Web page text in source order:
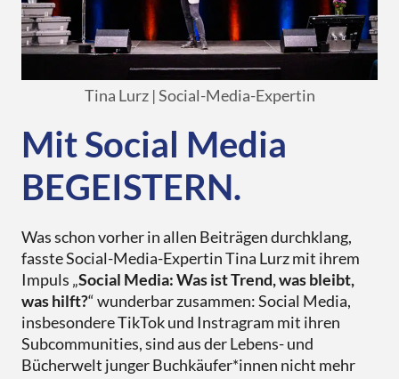
Tina Lurz | Social-Media-Expertin
Mit Social Media
BEGEISTERN.
Was schon vorher in allen Beiträgen durchklang,
fasste Social-Media-Expertin Tina Lurz mit ihrem
Impuls „Social Media: Was ist Trend, was bleibt,
was hilft?“ wunderbar zusammen: Social Media,
insbesondere TikTok und Instragram mit ihren
Subcommunities, sind aus der Lebens- und
Bücherwelt junger Buchkäufer*innen nicht mehr